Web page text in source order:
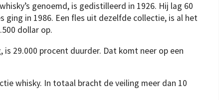
genoemd, is gedistilleerd in 1926. Hij lag 60
ging in 1986. Een fles uit dezelfde collectie, is al het
dollar op.
29.000 procent duurder. Dat komt neer op een
whisky. In totaal bracht de veiling meer dan 10